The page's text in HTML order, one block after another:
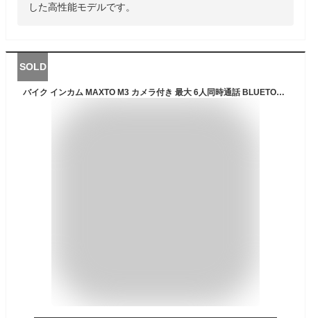
した高性能モデルです。
SOLD
バイク インカム MAXTO M3 カメラ付き 最大 6人同時通話 BLUETOOTH 無線機いんかむ M3全てのブランドとペアリング可能 バイク用通信機器 FMラジオ付き防水 インターコム マルチデバイス接続 ドライブレコーダー兼用 WIFI対応